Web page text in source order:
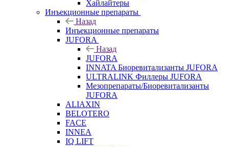
Хайлайтеры
Инъекционные препараты
Назад
Инъекционные препараты
JUFORA
Назад
JUFORA
INNATA Биоревитализанты JUFORA
ULTRALINK Филлеры JUFORA
Мезопрепараты/Биоревитализанты
JUFORA
ALIAXIN
BELOTERO
FACE
INNEA
IQ LIFT